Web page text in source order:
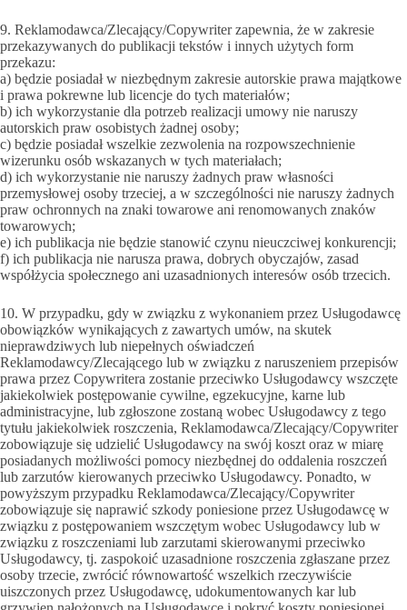
9. Reklamodawca/Zlecający/Copywriter zapewnia, że w zakresie
przekazywanych do publikacji tekstów i innych użytych form
przekazu:
a) będzie posiadał w niezbędnym zakresie autorskie prawa majątkowe
i prawa pokrewne lub licencje do tych materiałów;
b) ich wykorzystanie dla potrzeb realizacji umowy nie naruszy
autorskich praw osobistych żadnej osoby;
c) będzie posiadał wszelkie zezwolenia na rozpowszechnienie
wizerunku osób wskazanych w tych materiałach;
d) ich wykorzystanie nie naruszy żadnych praw własności
przemysłowej osoby trzeciej, a w szczególności nie naruszy żadnych
praw ochronnych na znaki towarowe ani renomowanych znaków
towarowych;
e) ich publikacja nie będzie stanowić czynu nieuczciwej konkurencji;
f) ich publikacja nie narusza prawa, dobrych obyczajów, zasad
współżycia społecznego ani uzasadnionych interesów osób trzecich.
10. W przypadku, gdy w związku z wykonaniem przez Usługodawcę
obowiązków wynikających z zawartych umów, na skutek
nieprawdziwych lub niepełnych oświadczeń
Reklamodawcy/Zlecającego lub w związku z naruszeniem przepisów
prawa przez Copywritera zostanie przeciwko Usługodawcy wszczęte
jakiekolwiek postępowanie cywilne, egzekucyjne, karne lub
administracyjne, lub zgłoszone zostaną wobec Usługodawcy z tego
tytułu jakiekolwiek roszczenia, Reklamodawca/Zlecający/Copywriter
zobowiązuje się udzielić Usługodawcy na swój koszt oraz w miarę
posiadanych możliwości pomocy niezbędnej do oddalenia roszczeń
lub zarzutów kierowanych przeciwko Usługodawcy. Ponadto, w
powyższym przypadku Reklamodawca/Zlecający/Copywriter
zobowiązuje się naprawić szkody poniesione przez Usługodawcę w
związku z postępowaniem wszczętym wobec Usługodawcy lub w
związku z roszczeniami lub zarzutami skierowanymi przeciwko
Usługodawcy, tj. zaspokoić uzasadnione roszczenia zgłaszane przez
osoby trzecie, zwrócić równowartość wszelkich rzeczywiście
uiszczonych przez Usługodawcę, udokumentowanych kar lub